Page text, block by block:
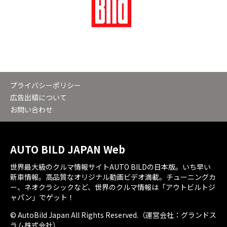
プライバシーポリシー
広告出稿について
お問い合わせ
AUTO BILD JAPAN Web
世界最大級のクルマ情報サイトAUTO BILDの日本版。いち早い
新車情報。高品質なオリジナル動画ビデオ満載。チューニングカ
ー、ネオクラシックなど、世界のクルマ情報は「アウトビルトジ
ャパン」でゲット！
© AutoBild Japan All Rights Reserved.（運営会社：グランドス